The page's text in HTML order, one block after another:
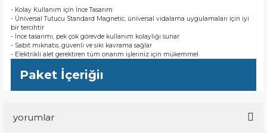
- Kolay Kullanım için İnce Tasarım
- Üniversal Tutucu Standard Magnetic, üniversal vidalama uygulamaları için iyi
bir tercihtir
- İnce tasarımı, pek çok görevde kullanım kolaylığı sunar
- Sabit mıknatıs, güvenli ve sıkı kavrama sağlar
- Elektrikli alet gerektiren tüm onarım işleriniz için mükemmel
Paket İçeriğiı
yorumlar